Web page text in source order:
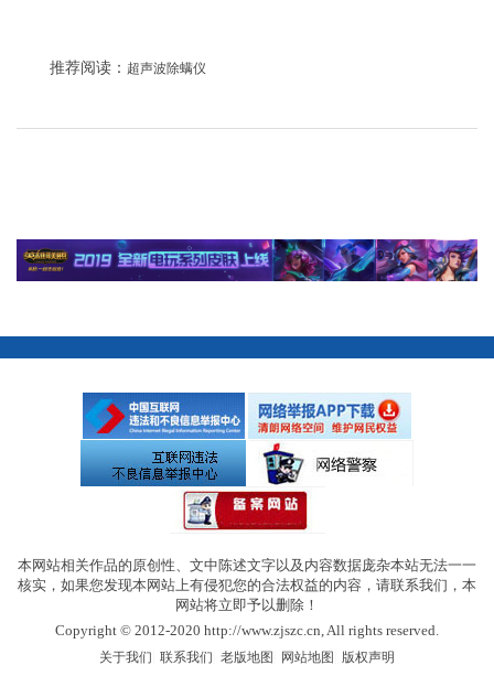
推荐阅读： 超声波除螨仪
本网站相关作品的原创性、文中陈述文字以及内容数据庞杂本站无法一一
核实，如果您发现本网站上有侵犯您的合法权益的内容，请联系我们，本
网站将立即予以删除！
Copyright © 2012-2020 http://www.zjszc.cn, All rights reserved.
关于我们 联系我们 老版地图 网站地图 版权声明